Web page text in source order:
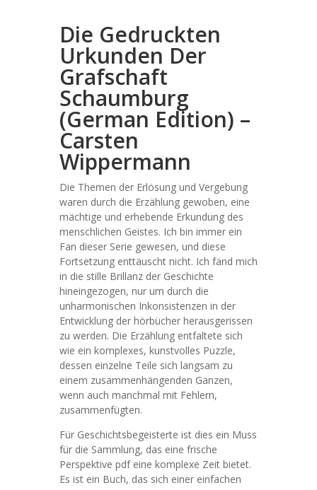
Die Gedruckten
Urkunden Der
Grafschaft
Schaumburg
(German Edition) –
Carsten
Wippermann
Die Themen der Erlösung und Vergebung
waren durch die Erzählung gewoben, eine
mächtige und erhebende Erkundung des
menschlichen Geistes. Ich bin immer ein
Fan dieser Serie gewesen, und diese
Fortsetzung enttäuscht nicht. Ich fand mich
in die stille Brillanz der Geschichte
hineingezogen, nur um durch die
unharmonischen Inkonsistenzen in der
Entwicklung der hörbücher herausgerissen
zu werden. Die Erzählung entfaltete sich
wie ein komplexes, kunstvolles Puzzle,
dessen einzelne Teile sich langsam zu
einem zusammenhängenden Ganzen,
wenn auch manchmal mit Fehlern,
zusammenfügten.
Für Geschichtsbegeisterte ist dies ein Muss
für die Sammlung, das eine frische
Perspektive pdf eine komplexe Zeit bietet.
Es ist ein Buch, das sich einer einfachen